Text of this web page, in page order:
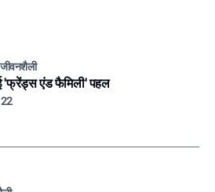
जीवनशैली
'फ्रेंड्स एंड फैमिली' पहल